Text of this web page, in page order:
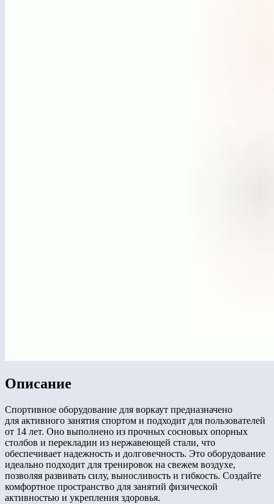
Описание
Спортивное оборудование для воркаут предназначено
для активного занятия спортом и подходит для пользователей
от 14 лет. Оно выполнено из прочных сосновых опорных
столбов и перекладин из нержавеющей стали, что
обеспечивает надежность и долговечность. Это оборудование
идеально подходит для тренировок на свежем воздухе,
позволяя развивать силу, выносливость и гибкость. Создайте
комфортное пространство для занятий физической
активностью и укрепления здоровья.